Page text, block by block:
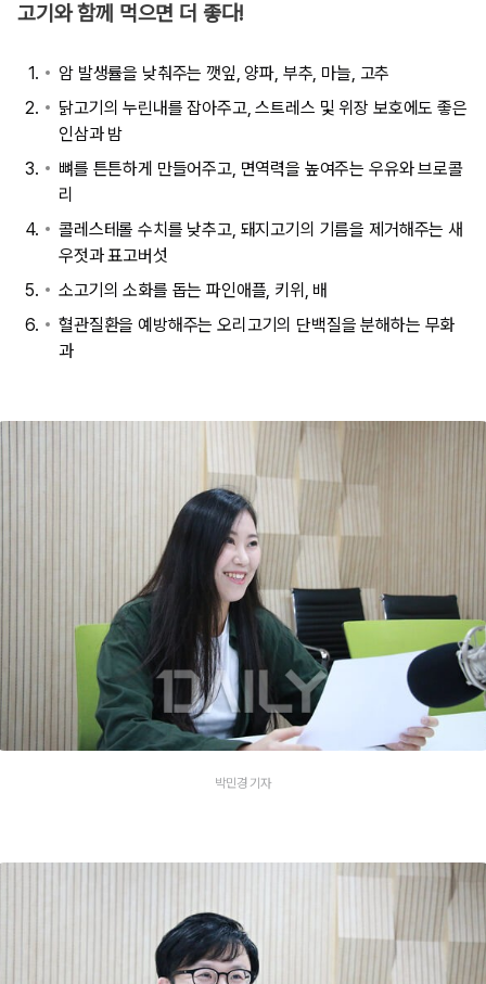
고기와 함께 먹으면 더 좋다!
암 발생률을 낮춰주는 깻잎, 양파, 부추, 마늘, 고추
닭고기의 누린내를 잡아주고, 스트레스 및 위장 보호에도 좋은
인삼과 밤
뼈를 튼튼하게 만들어주고, 면역력을 높여주는 우유와 브로콜
리
콜레스테롤 수치를 낮추고, 돼지고기의 기름을 제거해주는 새
우젓과 표고버섯
소고기의 소화를 돕는 파인애플, 키위, 배
혈관질환을 예방해주는 오리고기의 단백질을 분해하는 무화
과
박민경 기자